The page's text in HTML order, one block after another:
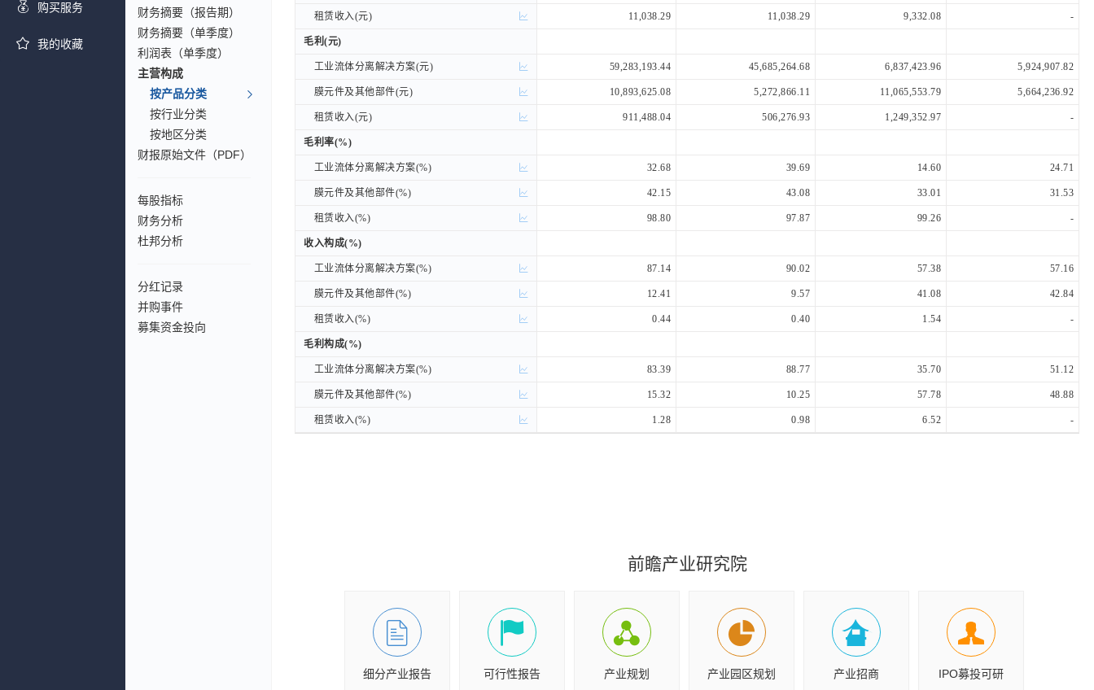
购买服务
我的收藏
财务摘要（报告期）
财务摘要（单季度）
利润表（单季度）
主营构成
按产品分类
按行业分类
按地区分类
财报原始文件（PDF）
每股指标
财务分析
杜邦分析
分红记录
并购事件
募集资金投向
租赁收入(元) 11,038.29 11,038.29 9,332.08 -
毛利(元)
工业流体分离解决方案(元) 59,283,193.44 45,685,264.68 6,837,423.96 5,924,907.82
膜元件及其他部件(元) 10,893,625.08 5,272,866.11 11,065,553.79 5,664,236.92
租赁收入(元) 911,488.04 506,276.93 1,249,352.97 -
毛利率(%)
工业流体分离解决方案(%) 32.68 39.69 14.60 24.71
膜元件及其他部件(%) 42.15 43.08 33.01 31.53
租赁收入(%) 98.80 97.87 99.26 -
收入构成(%)
工业流体分离解决方案(%) 87.14 90.02 57.38 57.16
膜元件及其他部件(%) 12.41 9.57 41.08 42.84
租赁收入(%) 0.44 0.40 1.54 -
毛利构成(%)
工业流体分离解决方案(%) 83.39 88.77 35.70 51.12
膜元件及其他部件(%) 15.32 10.25 57.78 48.88
租赁收入(%) 1.28 0.98 6.52 -
租赁收入(元)
毛利(元)
工业流体分离解决方案(元)
膜元件及其他部件(元)
租赁收入(元)
毛利率(%)
工业流体分离解决方案(%)
膜元件及其他部件(%)
租赁收入(%)
收入构成(%)
工业流体分离解决方案(%)
膜元件及其他部件(%)
租赁收入(%)
毛利构成(%)
工业流体分离解决方案(%)
膜元件及其他部件(%)
租赁收入(%)
前瞻产业研究院
细分产业报告 可行性报告 产业规划 产业园区规划 产业招商 IPO募投可研